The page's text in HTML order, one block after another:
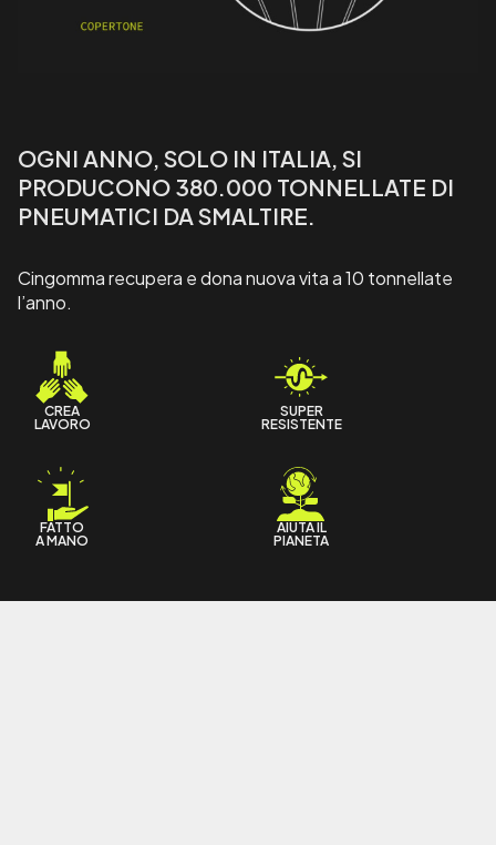
OGNI ANNO, SOLO IN ITALIA, SI
PRODUCONO 380.000 TONNELLATE DI
PNEUMATICI DA SMALTIRE.
Cingomma recupera e dona nuova vita a 10 tonnellate
l’anno.
CREA
LAVORO
SUPER
RESISTENTE
FATTO
A MANO
AIUTA IL
PIANETA